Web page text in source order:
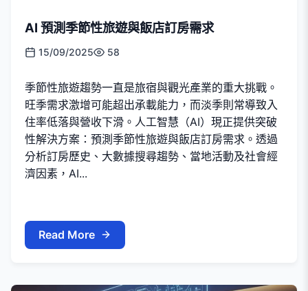
AI 預測季節性旅遊與飯店訂房需求
15/09/2025 58
季節性旅遊趨勢一直是旅宿與觀光產業的重大挑戰。
旺季需求激增可能超出承載能力，而淡季則常導致入
住率低落與營收下滑。人工智慧（AI）現正提供突破
性解決方案：預測季節性旅遊與飯店訂房需求。透過
分析訂房歷史、大數據搜尋趨勢、當地活動及社會經
濟因素，AI...
Read More